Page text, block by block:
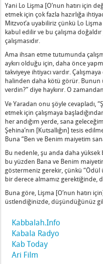
Kaldı
Gözetledi
Yapın – 1
Göredir
Amalek Nedir?
Olduğu Kimse - 1
Memnundur
Edin
Yani Lo Lişma [O’nun hatırı için
etmek için çok fazla hazırlığa
Mitzvot’a uyabiliriz çünkü Lo
kabul edilir ve bu çalışma
çalışmasıdır.
Ama ihsan etme tutumunda
aykırı olduğu için, daha önce
takviyeye ihtiyacı vardır.
halinden daha kötü görür. Bunun
verdin?” diye haykırır. O
Ve Yaradan onu şöyle cevapladı,
etmek için çalışmaya
her andığım yerde, sana
Şehina’nın [Kutsallığın] tesis
Buna “Ben ve Benim maiyetim
Bu nedenle, şu anda daha
bu yüzden Bana ve Benim
göstermeniz gerekir, çünkü
bir derece almamız gerektiğinde,
Buna göre, Lişma [O’nun hatırı
üstlendiğinizde, düşündüğünüz
Kabbalah.Info
Kabala Radyo
Kab Today
Ari Film